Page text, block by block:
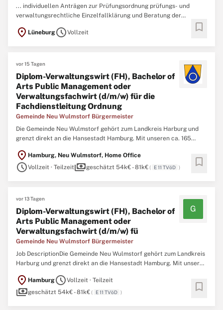
... individuellen Anträgen zur Prüfungsordnung prüfungs- und
verwaltungsrechtliche Einzelfallklärung und Beratung der
Prüfungsausschüsse sowie in- und ausländische Professor*innen
und Studierende allgemeine Bürotätigkeiten, Pflege der
location_on LüneburgscheduleVollzeit bookmark
vor 15 Tagen
Diplom-Verwaltungswirt (FH), Bachelor of
Arts Public Management oder
Verwaltungsfachwirt (d/m/w) für die
Fachdienstleitung Ordnung
Gemeinde Neu Wulmstorf Bürgermeister
Die Gemeinde Neu Wulmstorf gehört zum Landkreis Harburg und
grenzt direkt an die Hansestadt Hamburg. Mit unseren ca. 165
die Belange und Wünsche unserer Bürgerschaft. Zur Verstärkung
unseres Teams suchen wir zum 01.10.2026 einen Diplom-
location_on Hamburg, Neu Wulmstorf, Home Office
scheduleVollzeit · Teilzeitpaymentsgeschätzt 54k€ - 81k€( E 11 TVöD ) bookmark
vor 13 Tagen
Diplom-Verwaltungswirt (FH), Bachelor of
Arts Public Management oder
Verwaltungsfachwirt (d/m/w) fü
Gemeinde Neu Wulmstorf Bürgermeister
G
Job DescriptionDie Gemeinde Neu Wulmstorf gehört zum Landkreis
Harburg und grenzt direkt an die Hansestadt Hamburg. Mit unseren
Standorten um die Belange und Wünsche unserer Bürgerschaft.
Interessiert an dieser Stelle Sie finden alle relevanten ...
location_on HamburgscheduleVollzeit · Teilzeit
paymentsgeschätzt 54k€ - 81k€( E 11 TVöD ) bookmark